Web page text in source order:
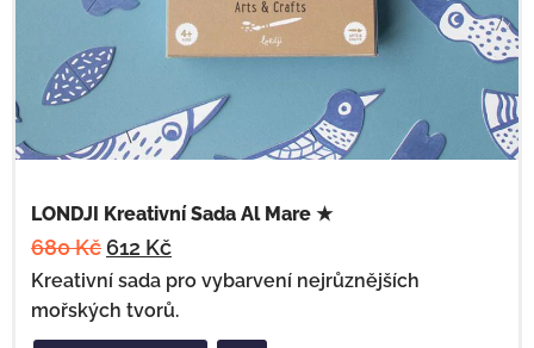
LONDJI Kreativní Sada Al Mare ★
680Kč 612 Kč
Kreativní sada pro vybarvení nejrůznějších
mořských tvorů.